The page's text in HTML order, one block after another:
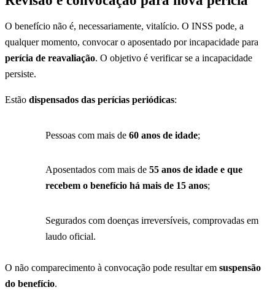
O benefício não é, necessariamente, vitalício. O INSS pode, a
qualquer momento, convocar o aposentado por incapacidade para
perícia de reavaliação. O objetivo é verificar se a incapacidade
persiste.
Estão dispensados das perícias periódicas:
Pessoas com mais de 60 anos de idade;
Aposentados com mais de 55 anos de idade e que
recebem o benefício há mais de 15 anos;
Segurados com doenças irreversíveis, comprovadas em
laudo oficial.
O não comparecimento à convocação pode resultar em suspensão
do benefício.